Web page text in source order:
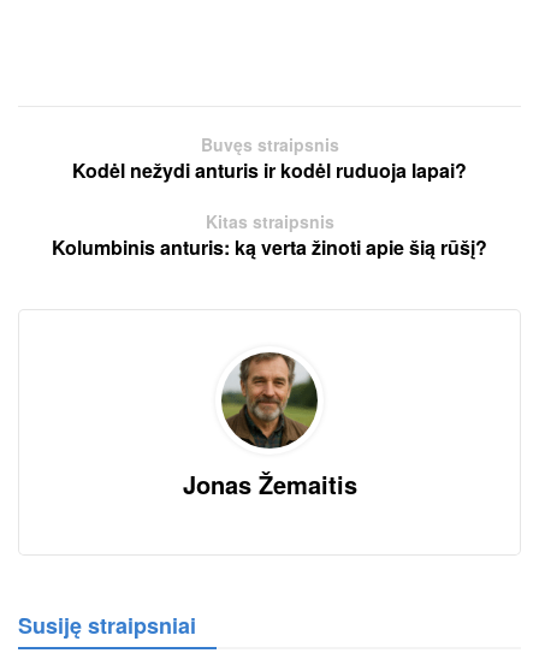
Buvęs straipsnis
Kodėl nežydi anturis ir kodėl ruduoja lapai?
Kitas straipsnis
Kolumbinis anturis: ką verta žinoti apie šią rūšį?
Jonas Žemaitis
Susiję straipsniai